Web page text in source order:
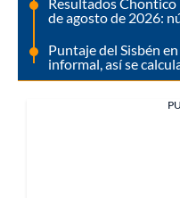
de agosto de 2026:
Puntaje del Sisbén
informal, así se